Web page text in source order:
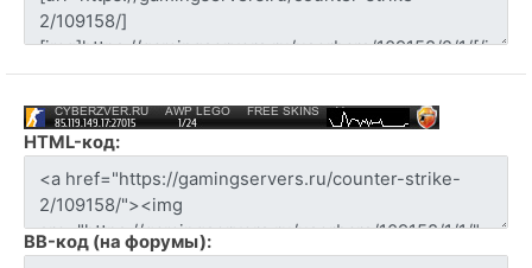
HTML-код:
BB-код (на форумы):